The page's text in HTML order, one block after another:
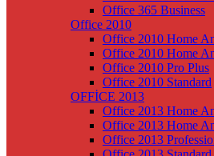
Office 365 Business
Office 2010
Office 2010 Home
Office 2010 Home
Office 2010 Pro Plus
Office 2010 Standard
OFFİCE 2013
Office 2013 Home
Office 2013 Home
Office 2013